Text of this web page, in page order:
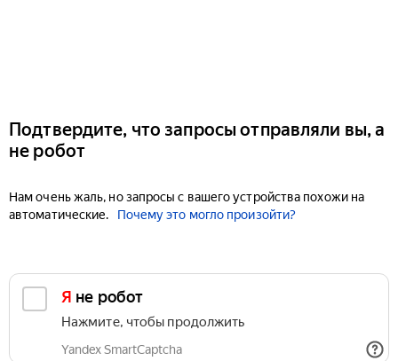
Подтвердите, что запросы отправляли вы, а
не робот
Нам очень жаль, но запросы с вашего устройства похожи на
автоматические.
Почему это могло произойти?
Я не робот
Нажмите, чтобы продолжить
Yandex SmartCaptcha